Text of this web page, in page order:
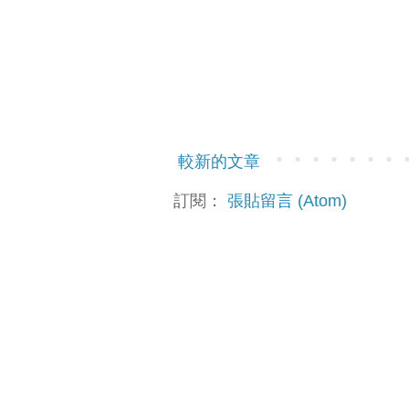
較新的文章
訂閱： 張貼留言 (Atom)